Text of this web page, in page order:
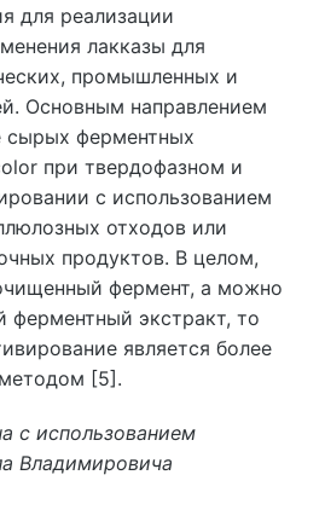
для реализации
лакказы для
промышленных и
Основным направлением
сырых ферментных
при твердофазном и
с использованием
отходов или
продуктов. В целом,
фермент, а можно
ферментный экстракт, то
является более
[5].
с использованием
Владимировича